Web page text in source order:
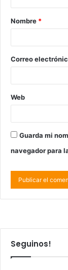
Nombre *
Correo
Web
Guarda mi
navegador para
Seguinos!